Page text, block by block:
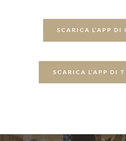
SCARICA L’APP DI
SCARICA L’APP DI